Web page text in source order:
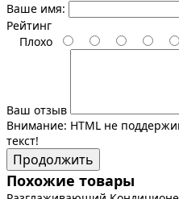
Ваше имя:
Рейтинг
Плохо
Ваш отзыв
Внимание: HTML не
текст!
Продолжить
Похожие товары